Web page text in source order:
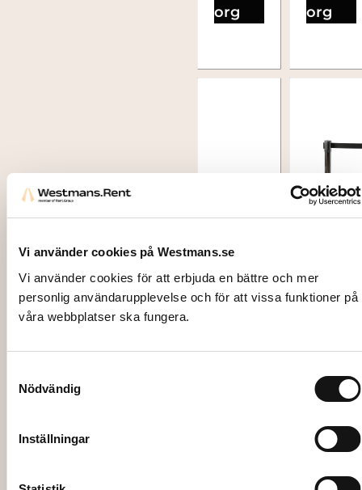
Vi använder cookies på Westmans.se
Vi använder cookies för att erbjuda en bättre och mer
personlig användarupplevelse och för att vissa funktioner på
våra webbplatser ska fungera.
Nödvändig
Inställningar
org
org
3018-1
AVSPÄ
GSTOL
krom /
styck
inkl
svart